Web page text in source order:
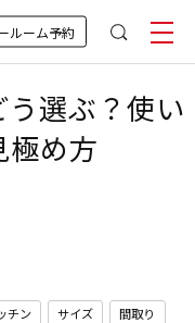
ルーム予約
選ぶ？使い
極め方
チン サイズ 間取り